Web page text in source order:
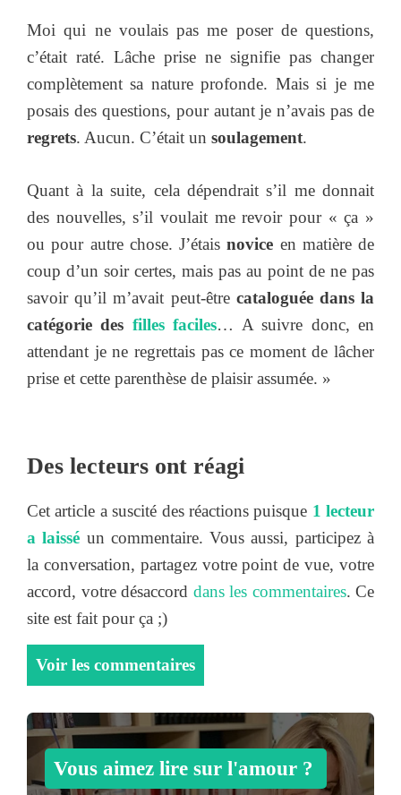
Moi qui ne voulais pas me poser de questions,
c’était raté. Lâche prise ne signifie pas changer
complètement sa nature profonde. Mais si je me
posais des questions, pour autant je n’avais pas de
regrets. Aucun. C’était un soulagement.
Quant à la suite, cela dépendrait s’il me donnait
des nouvelles, s’il voulait me revoir pour « ça »
ou pour autre chose. J’étaisnovice en matière de
coup d’un soir certes, mais pas au point de ne pas
savoir qu’il m’avait peut-être cataloguée dans la
catégorie des filles faciles… A suivre donc, en
attendant je ne regrettais pas ce moment de lâcher
prise et cette parenthèse de plaisir assumée. »
Des lecteurs ont réagi
Cet article a suscité des réactions puisque 1 lecteur
a laissé un commentaire. Vous aussi, participez à
la conversation, partagez votre point de vue, votre
accord, votre désaccord dans les commentaires. Ce
site est fait pour ça ;)
Voir les commentaires
Vous aimez lire sur l'amour ?